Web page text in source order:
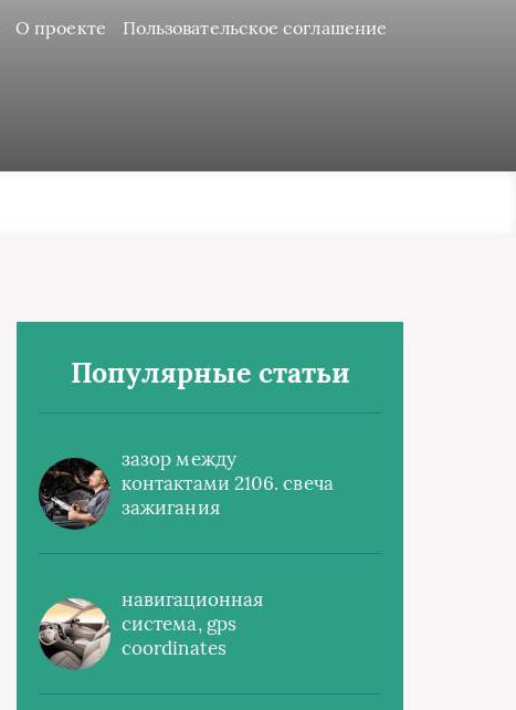
О проекте Пользовательское соглашение
Популярные статьи
зазор между
контактами 2106. свеча
зажигания
навигационная
система, gps
coordinates